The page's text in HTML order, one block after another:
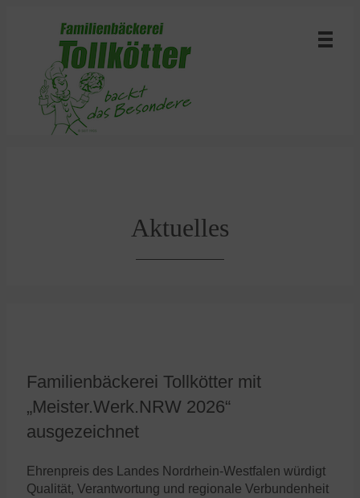
Aktuelles
Familienbäckerei Tollkötter mit
„Meister.Werk.NRW 2026“
ausgezeichnet
Ehrenpreis des Landes Nordrhein-Westfalen würdigt
Qualität, Verantwortung und regionale Verbundenheit